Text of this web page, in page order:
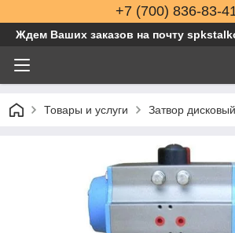
+7 (700) 836-83-
Ждем Ваших заказов на почту
Товары и услуги Затвор